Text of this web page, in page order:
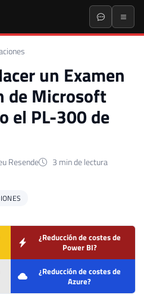
un Examen
de Microsoft
el PL-300 de
Resende
3 min de lectura
¿Reducción de costes de
Power BI?
¿Reducción de costes de
Azure?